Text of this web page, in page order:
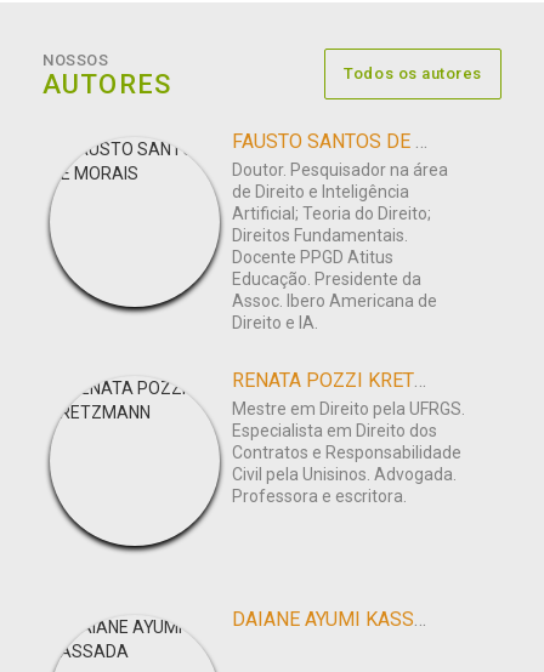
NOSSOS
AUTORES Todos os autores
FAUSTO SANTOS DE MORAIS
Doutor. Pesquisador na área
de Direito e Inteligência
Artificial; Teoria do Direito;
Direitos Fundamentais.
Docente PPGD Atitus
Educação. Presidente da
Assoc. Ibero Americana de
Direito e IA.
RENATA POZZI KRETZMANN
Mestre em Direito pela UFRGS.
Especialista em Direito dos
Contratos e Responsabilidade
Civil pela Unisinos. Advogada.
Professora e escritora.
DAIANE AYUMI KASSADA